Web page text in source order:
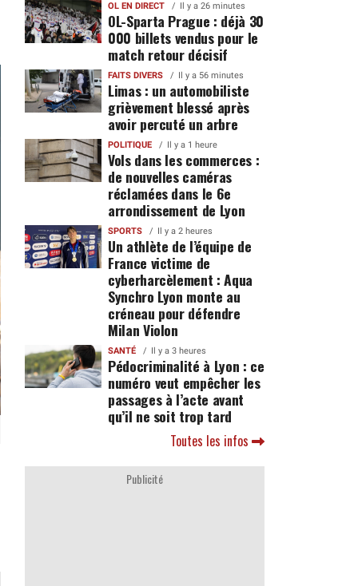
OL EN DIRECT Il y a 26 minutes
OL-Sparta Prague : déjà 30
000 billets vendus pour le
match retour décisif
FAITS DIVERS Il y a 56 minutes
Limas : un automobiliste
grièvement blessé après
avoir percuté un arbre
POLITIQUE Il y a 1 heure
Vols dans les commerces :
de nouvelles caméras
réclamées dans le 6e
arrondissement de Lyon
SPORTS Il y a 2 heures
Un athlète de l’équipe de
France victime de
cyberharcèlement : Aqua
Synchro Lyon monte au
créneau pour défendre
Milan Violon
SANTÉ Il y a 3 heures
Pédocriminalité à Lyon : ce
numéro veut empêcher les
passages à l’acte avant
qu’il ne soit trop tard
Toutes les infos
Publicité